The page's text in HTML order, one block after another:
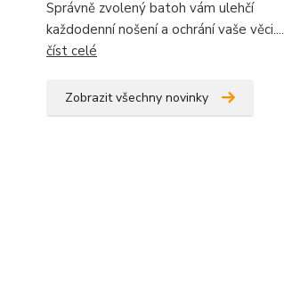
Správně zvolený batoh vám ulehčí
každodenní nošení a ochrání vaše věci....
číst celé
Zobrazit všechny novinky